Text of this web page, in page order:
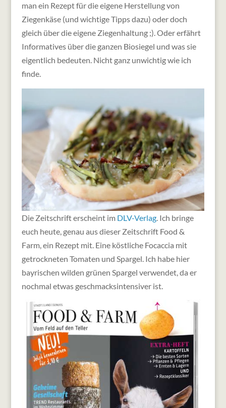
man ein Rezept für die eigene Herstellung von
Ziegenkäse (und wichtige Tipps dazu) oder doch
gleich über die eigene Ziegenhaltung ;). Oder erfährt
Informatives über die ganzen Biosiegel und was sie
eigentlich bedeuten. Nicht ganz unwichtig wie ich
finde.
Die Zeitschrift erscheint im DLV-Verlag. Ich bringe
euch heute, genau aus dieser Zeitschrift Food &
Farm, ein Rezept mit. Eine köstliche Focaccia mit
getrockneten Tomaten und Spargel. Ich habe hier
bayrischen wilden grünen Spargel verwendet, da er
nochmal etwas geschmacksintensiver ist.